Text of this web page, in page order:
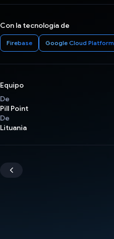
Con la tecnología de
Firebase Google Cloud Platform
Equipo
De
Pill Point
De
Lituania